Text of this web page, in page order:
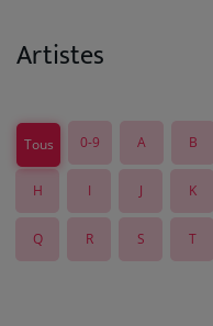
ACTUALITÉS
AGENDA
EMISSIONS
EQUIPES
Artistes
Tous 0-9 A B
H I J K
Q R S T